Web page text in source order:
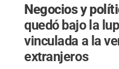
Negocios y
quedó bajo la
vinculada a la
extranjeros